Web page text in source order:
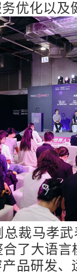
优化以
裁马孝
了大语
品研发